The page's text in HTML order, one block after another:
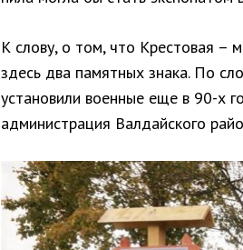
К слову, о том, что Крестовая –
здесь два памятных знака. По
установили военные еще в 90-х
администрация Валдайского